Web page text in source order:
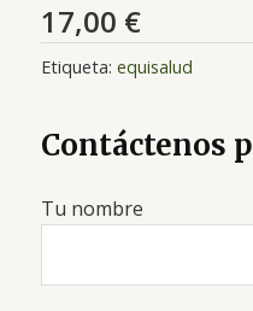
17,00 €
Etiqueta: equisalud
Contáctenos
Tu nombre